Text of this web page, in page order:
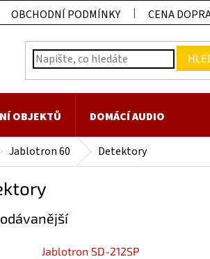
OBCHODNÍ PODMÍNKY CENA
OBJEKTŮ DOMÁCÍ AUDIO
Jablotron 60 Detektory
Jablotron SD-212SP